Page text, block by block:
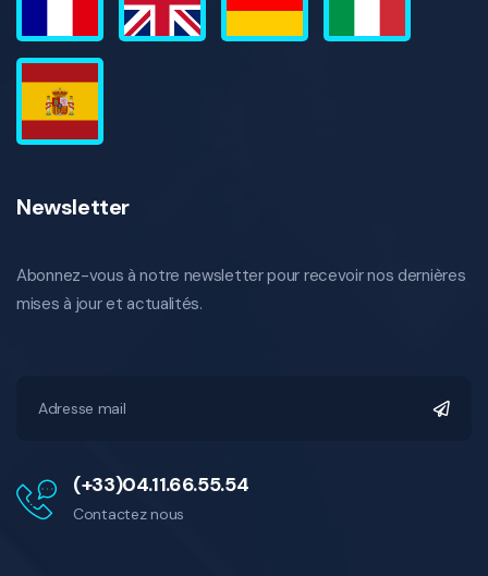
Newsletter
Abonnez-vous à notre newsletter pour recevoir nos dernières
mises à jour et actualités.
(+33)04.11.66.55.54
Contactez nous